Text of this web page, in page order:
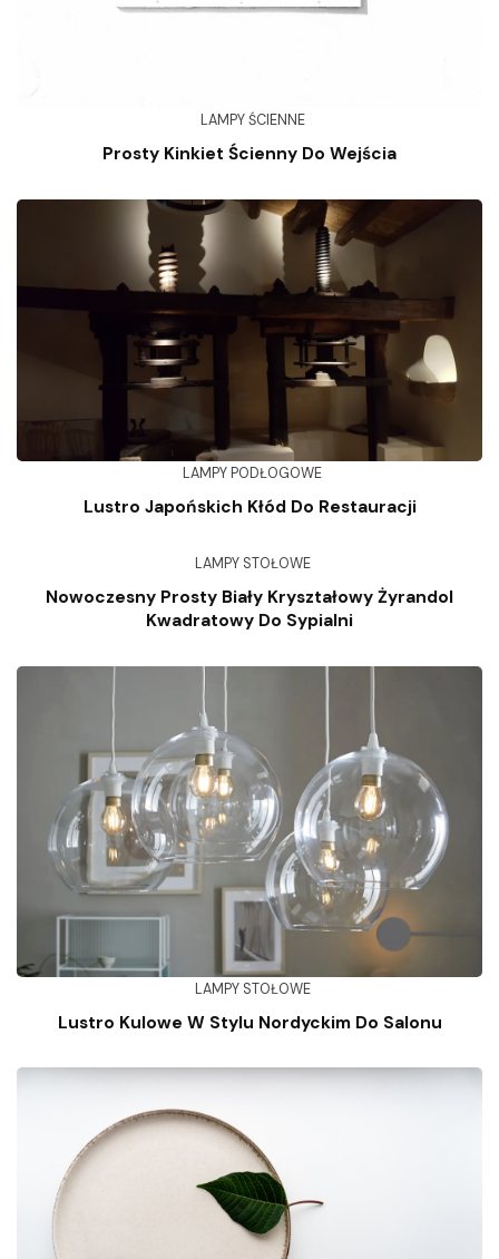
LAMPY ŚCIENNE
Prosty Kinkiet Ścienny Do Wejścia
LAMPY PODŁOGOWE
Lustro Japońskich Kłód Do Restauracji
LAMPY STOŁOWE
Nowoczesny Prosty Biały Kryształowy Żyrandol
Kwadratowy Do Sypialni
LAMPY STOŁOWE
Lustro Kulowe W Stylu Nordyckim Do Salonu